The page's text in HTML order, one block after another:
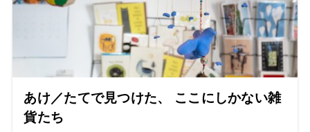
あけ／たてで見つけた、 ここにしかない雑
貨たち